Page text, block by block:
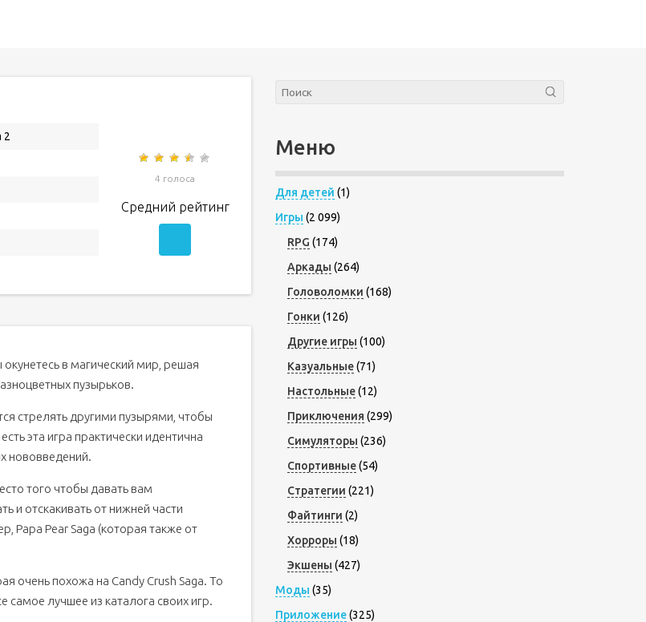
2
4 голоса
Средний рейтинг
в магический мир, решая
пузырьков.
стрелять другими пузырями, чтобы
эта игра практически идентична
нововведений.
того чтобы давать вам
и отскакивать от нижней части
Papa Pear Saga (которая также от
очень похожа на Candy Crush Saga. То
самое лучшее из каталога своих игр.
Меню
Для детей (1)
Игры (2 099)
RPG (174)
Аркады (264)
Головоломки (168)
Гонки (126)
Другие игры (100)
Казуальные(71)
Настольные(12)
Приключения (299)
Симуляторы (236)
Спортивные(54)
Стратегии (221)
Файтинги (2)
Хорроры (18)
Экшены (427)
Моды (35)
Приложение(325)